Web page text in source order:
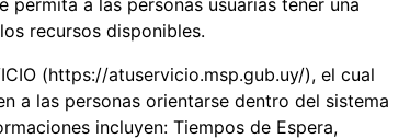
recursos disponibles.
(https://atuservicio.msp.gub.uy/), el cual
a las personas orientarse dentro del sistema
incluyen: Tiempos de Espera,